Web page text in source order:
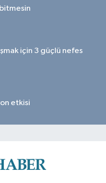
için 3 güçlü nefes
etkisi